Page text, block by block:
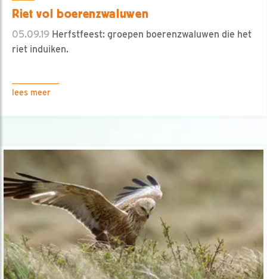
Riet vol boerenzwaluwen
05.09.19 Herfstfeest: groepen boerenzwaluwen die het
riet induiken.
lees meer